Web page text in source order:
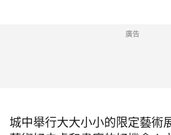
廣告
城中舉行大大小小的限定藝術